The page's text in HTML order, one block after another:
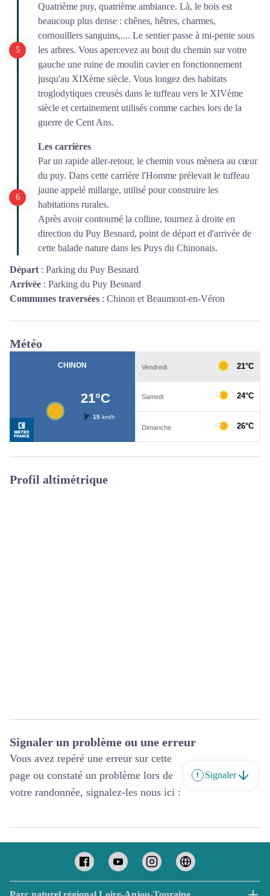
Quatrième puy, quatrième ambiance. Là, le bois est
beaucoup plus dense : chênes, hêtres, charmes,
cornouillers sanguins,.... Le sentier passe à mi-pente sous
les arbres. Vous apercevez au bout du chemin sur votre
gauche une ruine de moulin cavier en fonctionnement
jusqu'au XIXème siècle. Vous longez des habitats
troglodytiques creusés dans le tuffeau vers le XIVème
siècle et certainement utilisés comme caches lors de la
guerre de Cent Ans.
Les carrières
Par un rapide aller-retour, le chemin vous mènera au cœur
du puy. Dans cette carrière l'Homme prélevait le tuffeau
jaune appelé millarge, utilisé pour construire les
habitations rurales.
Après avoir contourné la colline, tournez à droite en
direction du Puy Besnard, point de départ et d'arrivée de
cette balade nature dans les Puys du Chinonais.
Départ : Parking du Puy Besnard
Arrivée : Parking du Puy Besnard
Communes traversées : Chinon et Beaumont-en-Véron
Météo
Profil altimétrique
Signaler un problème ou une erreur
Vous avez repéré une erreur sur cette
page ou constaté un problème lors de
votre randonnée, signalez-les nous ici :
Signaler